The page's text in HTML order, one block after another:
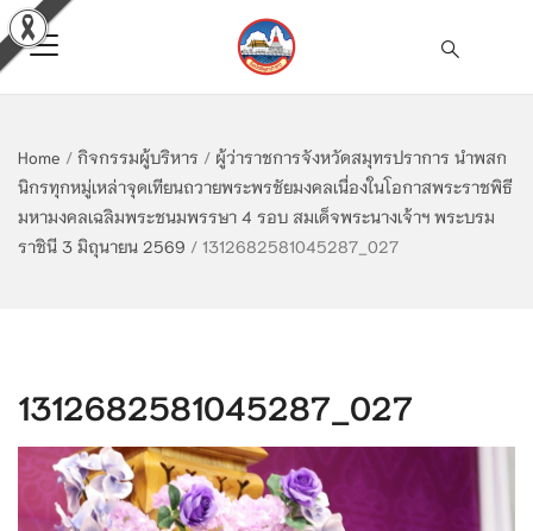
Home / กิจกรรมผู้บริหาร / ผู้ว่าราชการจังหวัดสมุทรปราการ นำพสก
นิกรทุกหมู่เหล่าจุดเทียนถวายพระพรชัยมงคลเนื่องในโอกาสพระราชพิธี
มหามงคลเฉลิมพระชนมพรรษา 4 รอบ สมเด็จพระนางเจ้าฯ พระบรม
ราชินี 3 มิถุนายน 2569 / 1312682581045287_027
1312682581045287_027